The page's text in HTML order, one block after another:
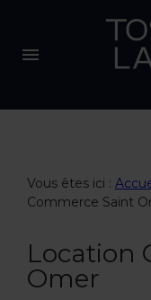
menu
Vous êtes ici :
Commerce Saint
Location
Omer